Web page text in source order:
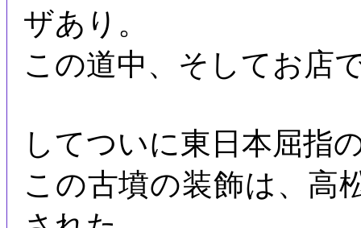
ザあり。
この道中、そしてお店
してついに東日本屈指
この古墳の装飾は、高